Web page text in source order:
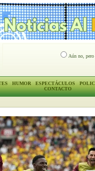
Aún no, pero
HUMOR ESPECTÁCULOS
CONTACTO